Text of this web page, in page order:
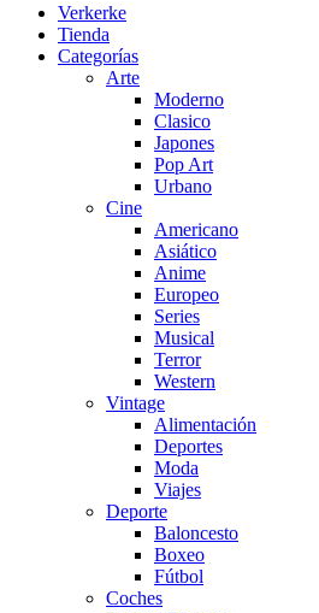
Verkerke
Tienda
Categorías
Arte
Moderno
Clasico
Japones
Pop Art
Urbano
Cine
Americano
Asiático
Anime
Europeo
Series
Musical
Terror
Western
Vintage
Alimentación
Deportes
Moda
Viajes
Deporte
Baloncesto
Boxeo
Fútbol
Coches